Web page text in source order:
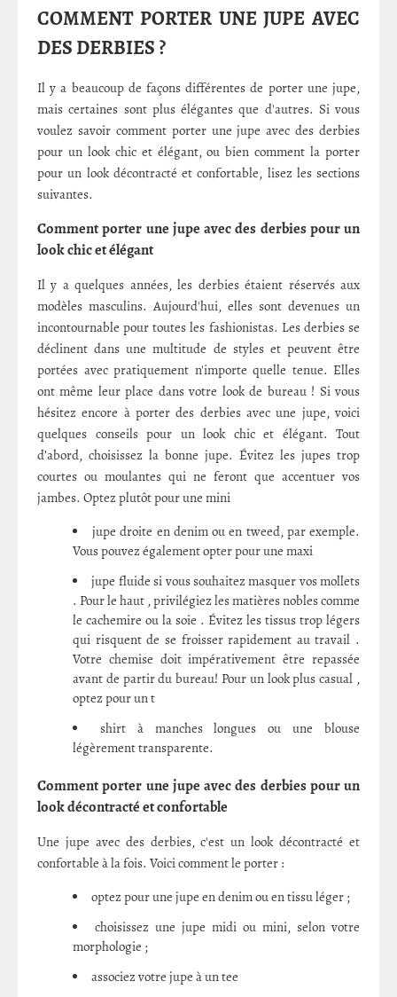
COMMENT PORTER UNE JUPE AVEC
DES DERBIES ?
Il y a beaucoup de façons différentes de porter une jupe,
mais certaines sont plus élégantes que d'autres. Si vous
voulez savoir comment porter une jupe avec des derbies
pour un look chic et élégant, ou bien comment la porter
pour un look décontracté et confortable, lisez les sections
suivantes.
Comment porter une jupe avec des derbies pour un
look chic et élégant
Il y a quelques années, les derbies étaient réservés aux
modèles masculins. Aujourd'hui, elles sont devenues un
incontournable pour toutes les fashionistas. Les derbies se
déclinent dans une multitude de styles et peuvent être
portées avec pratiquement n'importe quelle tenue. Elles
ont même leur place dans votre look de bureau ! Si vous
hésitez encore à porter des derbies avec une jupe, voici
quelques conseils pour un look chic et élégant. Tout
d’abord, choisissez la bonne jupe. Évitez les jupes trop
courtes ou moulantes qui ne feront que accentuer vos
jambes. Optez plutôt pour une mini
jupe droite en denim ou en tweed, par exemple.
Vous pouvez également opter pour une maxi
jupe fluide si vous souhaitez masquer vos mollets
. Pour le haut , privilégiez les matières nobles comme
le cachemire ou la soie . Évitez les tissus trop légers
qui risquent de se froisser rapidement au travail .
Votre chemise doit impérativement être repassée
avant de partir du bureau! Pour un look plus casual ,
optez pour un t
shirt à manches longues ou une blouse
légèrement transparente.
Comment porter une jupe avec des derbies pour un
look décontracté et confortable
Une jupe avec des derbies, c'est un look décontracté et
confortable à la fois. Voici comment le porter :
optez pour une jupe en denim ou en tissu léger ;
choisissez une jupe midi ou mini, selon votre
morphologie ;
associez votre jupe à un tee